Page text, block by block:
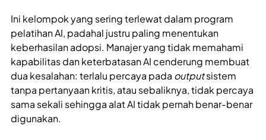
Ini kelompok yang sering terlewat dalam program
pelatihan AI, padahal justru paling menentukan
keberhasilan adopsi. Manajer yang tidak memahami
kapabilitas dan keterbatasan AI cenderung membuat
dua kesalahan: terlalu percaya pada outputsistem
tanpa pertanyaan kritis, atau sebaliknya, tidak percaya
sama sekali sehingga alat AI tidak pernah benar-benar
digunakan.